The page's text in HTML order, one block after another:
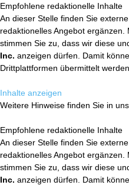
Empfohlene redaktionelle Inhalte
An dieser Stelle finden Sie
redaktionelles Angebot
stimmen Sie zu, dass wir diese
Inc. anzeigen dürfen. Damit
Drittplattformen übermittelt werden.
Inhalte anzeigen
Weitere Hinweise finden Sie in
Empfohlene redaktionelle Inhalte
An dieser Stelle finden Sie
redaktionelles Angebot
stimmen Sie zu, dass wir diese
Inc. anzeigen dürfen. Damit